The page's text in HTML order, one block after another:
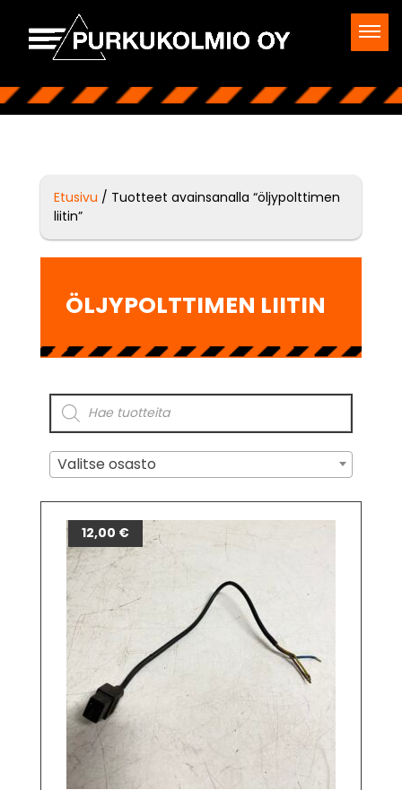
Etusivu / Tuotteet avainsanalla “öljypolttimen
liitin”
ÖLJYPOLTTIMEN LIITIN
Valitse osasto
12,00 €